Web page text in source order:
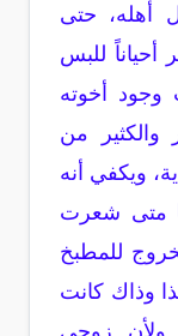
حتى
للبس
وجود أخوته
والكثير من
ويكفي أنه
متى شعرت
للمطبخ
وذاك كانت
ولأن زوجي